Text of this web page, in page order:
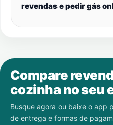
revendas e pedir gás
Compare
cozinha no seu
Busque agora ou baixe o app
de entrega e formas de